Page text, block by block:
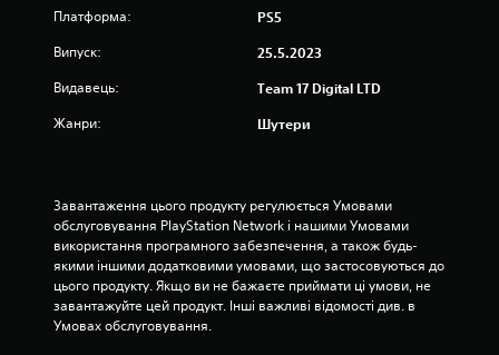
о
к
н
Платформа: PS5
Випуск: 25.5.2023
Видавець: Team 17 Digital LTD
Жанри: Шутери
Завантаження цього продукту регулюється Умовами
обслуговування PlayStation Network і нашими Умовами
використання програмного забезпечення, а також будь-
якими іншими додатковими умовами, що застосовуються до
цього продукту. Якщо ви не бажаєте приймати ці умови, не
завантажуйте цей продукт. Інші важливі відомості див. в
Умовах обслуговування.